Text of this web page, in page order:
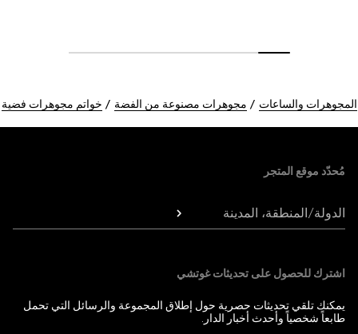
المجوهرات والساعات مجوهرات مصنوعة من الفضة خواتم مجوهرات فضية
مُحدّد موقع المتجر
الدولة/المنطقة، المدينة
اشترك للحصول على تحديثات غوتشي
يمكنك تلقي تحديثات حصرية حول إطلاق المجموعة والرسائل التي تحمل
طابعاً شخصياً وأحدث أخبار الدار.